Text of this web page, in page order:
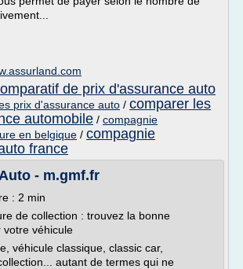
de prix d'assurance auto
prix d'assurance auto / comparer les
automobile / compagnie
en belgique / compagnie
france
- m.gmf.fr
: 2 min
de collection : trouvez la bonne
votre véhicule
véhicule classique, classic car,
autant de termes qui ne